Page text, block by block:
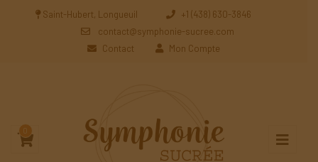
Saint-Hubert, Longueuil
+1 (438) 630-3846
contact@symphonie-sucree.com
Contact
Mon Compte